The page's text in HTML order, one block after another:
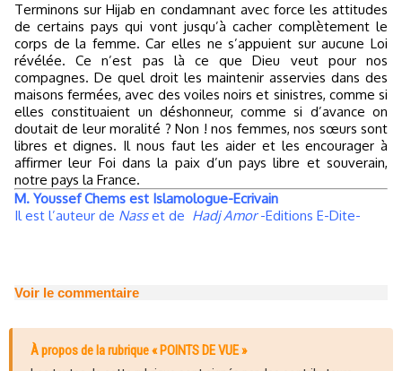
Terminons sur Hijab en condamnant avec force les attitudes
de certains pays qui vont jusqu’à cacher complètement le
corps de la femme. Car elles ne s’appuient sur aucune Loi
révélée. Ce n’est pas là ce que Dieu veut pour nos
compagnes. De quel droit les maintenir asservies dans des
maisons fermées, avec des voiles noirs et sinistres, comme si
elles constituaient un déshonneur, comme si d’avance on
doutait de leur moralité ? Non ! nos femmes, nos sœurs sont
libres et dignes. Il nous faut les aider et les encourager à
affirmer leur Foi dans la paix d’un pays libre et souverain,
notre pays la France.
M. Youssef Chems est Islamologue-Ecrivain
Il est l’auteur de Nasset de Hadj Amor-Editions E-Dite-
Voir le commentaire
À propos de la rubrique « POINTS DE VUE »